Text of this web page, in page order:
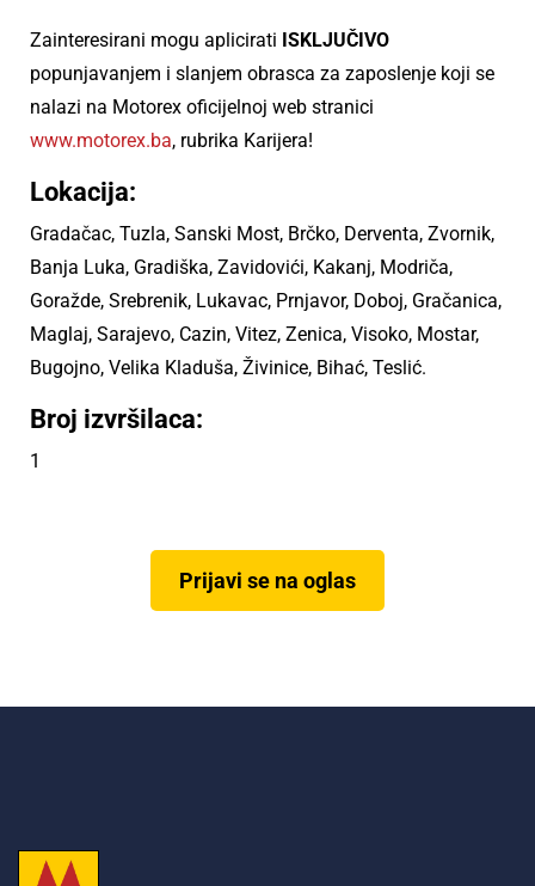
Zainteresirani mogu aplicirati ISKLJUČIVO
popunjavanjem i slanjem obrasca za zaposlenje koji se
nalazi na Motorex oficijelnoj web stranici
www.motorex.ba, rubrika Karijera!
Lokacija:
Gradačac, Tuzla, Sanski Most, Brčko, Derventa, Zvornik,
Banja Luka, Gradiška, Zavidovići, Kakanj, Modriča,
Goražde, Srebrenik, Lukavac, Prnjavor, Doboj, Gračanica,
Maglaj, Sarajevo, Cazin, Vitez, Zenica, Visoko, Mostar,
Bugojno, Velika Kladuša, Živinice, Bihać, Teslić.
Broj izvršilaca:
1
Prijavi se na oglas